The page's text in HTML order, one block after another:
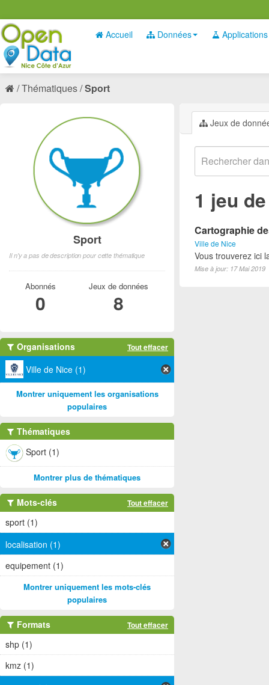
Accueil Données Applications
Thématiques Sport
Jeux de
1 jeu
Cartographie
Ville de Nice
Vous trouverez ici
Mise à jour: 17 Mai 2019
Sport
Il n'y a pas de description pour cette thématique
Abonnés
0
Jeux de données
8
Organisations Tout effacer
Ville de Nice (1)
Montrer uniquement les organisations
populaires
Thématiques
Sport (1)
Montrer plus de thématiques
Mots-clés Tout effacer
sport (1)
localisation (1)
equipement (1)
Montrer uniquement les mots-clés
populaires
Formats Tout effacer
shp (1)
kmz (1)